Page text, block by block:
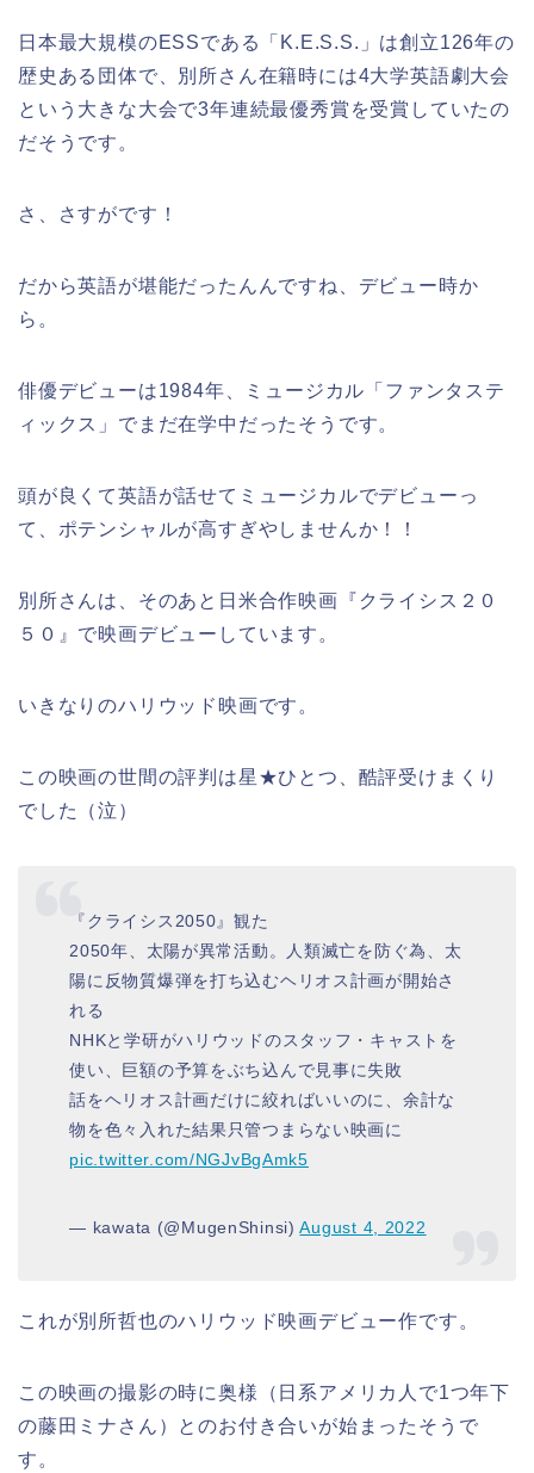
日本最大規模のESSである「K.E.S.S.」は創立126年の
歴史ある団体で、別所さん在籍時には4大学英語劇大会
という大きな大会で3年連続最優秀賞を受賞していたの
だそうです。
さ、さすがです！
だから英語が堪能だったんんですね、デビュー時か
ら。
俳優デビューは1984年、ミュージカル「ファンタステ
ィックス」でまだ在学中だったそうです。
頭が良くて英語が話せてミュージカルでデビューっ
て、ポテンシャルが高すぎやしませんか！！
別所さんは、そのあと日米合作映画『クライシス２０
５０』で映画デビューしています。
いきなりのハリウッド映画です。
この映画の世間の評判は星★ひとつ、酷評受けまくり
でした（泣）
『クライシス2050』観た
2050年、太陽が異常活動。人類滅亡を防ぐ為、太
陽に反物質爆弾を打ち込むヘリオス計画が開始さ
れる
NHKと学研がハリウッドのスタッフ・キャストを
使い、巨額の予算をぶち込んで見事に失敗
話をヘリオス計画だけに絞ればいいのに、余計な
物を色々入れた結果只管つまらない映画に
pic.twitter.com/NGJvBgAmk5
— kawata (@MugenShinsi)August 4, 2022
これが別所哲也のハリウッド映画デビュー作です。
この映画の撮影の時に奥様（日系アメリカ人で1つ年下
の藤田ミナさん）とのお付き合いが始まったそうで
す。